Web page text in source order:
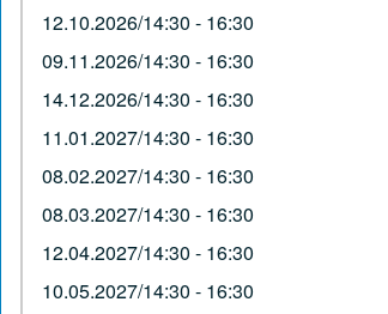
12.10.2026/14:30 - 16:30
09.11.2026/14:30 - 16:30
14.12.2026/14:30 - 16:30
11.01.2027/14:30 - 16:30
08.02.2027/14:30 - 16:30
08.03.2027/14:30 - 16:30
12.04.2027/14:30 - 16:30
10.05.2027/14:30 - 16:30